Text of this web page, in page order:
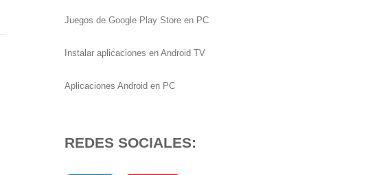
Juegos de Google Play Store en PC
Instalar aplicaciones en Android TV
Aplicaciones Android en PC
REDES SOCIALES: